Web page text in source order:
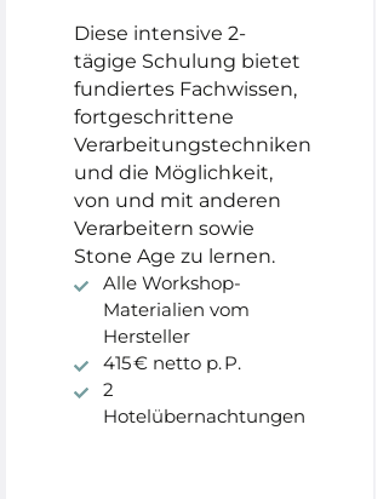
Diese intensive 2-
tägige Schulung bietet
fundiertes Fachwissen,
fortgeschrittene
Verarbeitungstechniken
und die Möglichkeit,
von und mit anderen
Verarbeitern sowie
Stone Age zu lernen.
Alle Workshop-
Materialien vom
Hersteller
415 € netto p. P.
2
Hotelübernachtungen